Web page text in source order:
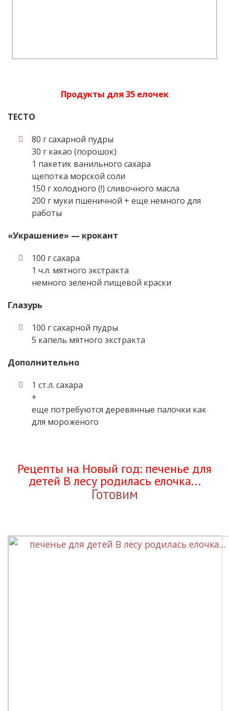
Продукты для 35 елочек
ТЕСТО
80 г сахарной пудры
30 г какао (порошок)
1 пакетик ванильного сахара
щепотка морской соли
150 г холодного (!) сливочного масла
200 г муки пшеничной + еще немного для
работы
«Украшение» — крокант
100 г сахара
1 ч.л. мятного экстракта
немного зеленой пищевой краски
Глазурь
100 г сахарной пудры
5 капель мятного экстракта
Дополнительно
1 ст.л. сахара
+
еще потребуются деревянные палочки как
для мороженого
Рецепты на Новый год: печенье для
детей В лесу родилась елочка...
Готовим